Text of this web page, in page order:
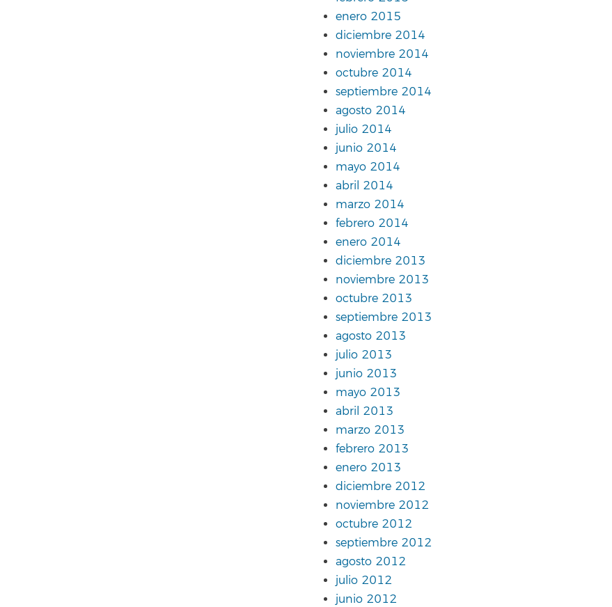
enero 2015
diciembre 2014
noviembre 2014
octubre 2014
septiembre 2014
agosto 2014
julio 2014
junio 2014
mayo 2014
abril 2014
marzo 2014
febrero 2014
enero 2014
diciembre 2013
noviembre 2013
octubre 2013
septiembre 2013
agosto 2013
julio 2013
junio 2013
mayo 2013
abril 2013
marzo 2013
febrero 2013
enero 2013
diciembre 2012
noviembre 2012
octubre 2012
septiembre 2012
agosto 2012
julio 2012
junio 2012